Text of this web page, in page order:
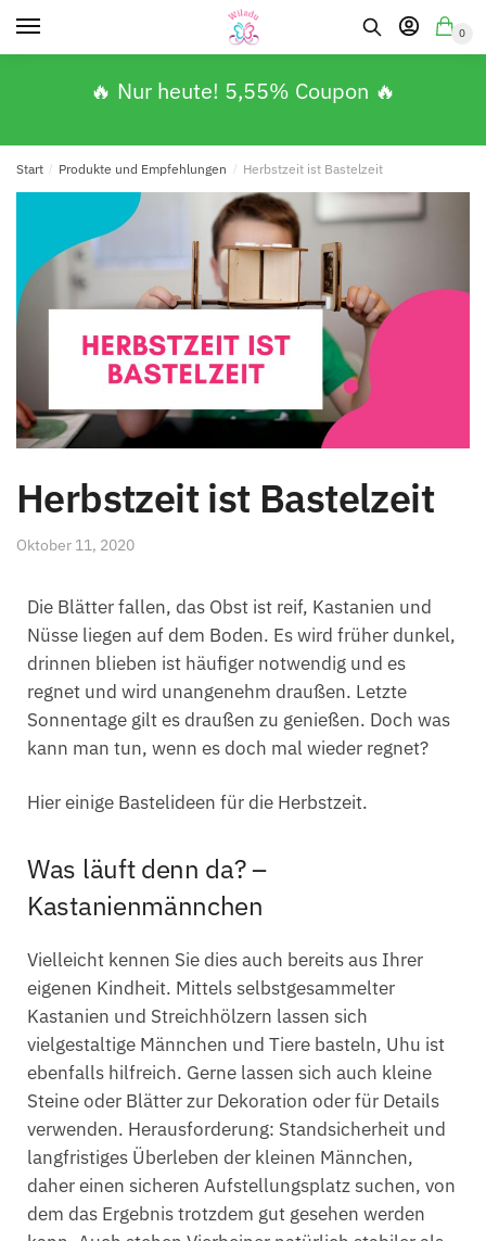
0
🔥 Nur heute! 5,55% Coupon 🔥
Start / Produkte und Empfehlungen / Herbstzeit ist Bastelzeit
Herbstzeit ist Bastelzeit
Oktober 11, 2020
Die Blätter fallen, das Obst ist reif, Kastanien und
Nüsse liegen auf dem Boden. Es wird früher dunkel,
drinnen blieben ist häufiger notwendig und es
regnet und wird unangenehm draußen. Letzte
Sonnentage gilt es draußen zu genießen. Doch was
kann man tun, wenn es doch mal wieder regnet?
Hier einige Bastelideen für die Herbstzeit.
Was läuft denn da? –
Kastanienmännchen
Vielleicht kennen Sie dies auch bereits aus Ihrer
eigenen Kindheit. Mittels selbstgesammelter
Kastanien und Streichhölzern lassen sich
vielgestaltige Männchen und Tiere basteln, Uhu ist
ebenfalls hilfreich. Gerne lassen sich auch kleine
Steine oder Blätter zur Dekoration oder für Details
verwenden. Herausforderung: Standsicherheit und
langfristiges Überleben der kleinen Männchen,
daher einen sicheren Aufstellungsplatz suchen, von
dem das Ergebnis trotzdem gut gesehen werden